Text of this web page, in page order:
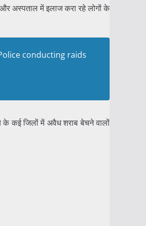
और अस्पताल में इलाज करा रहे लोगों के
conducting raids
के कई जिलों में अवैध शराब बेचने वालों